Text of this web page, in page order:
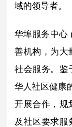
域的领导者。
华埠服务中心
善机构，为大
社会服务。鉴
华人社区健康
开展合作，规
及社区要求服